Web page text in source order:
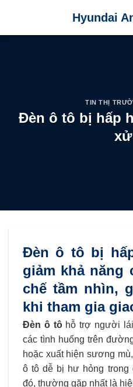
content
Hyundai
TIN THỊ
Đèn ô tô bị hấp
Đèn ô tô bị
giảm khả năng
chế tầm nhìn,
khi tham gia
Đèn ô tôhỗ trợ người lái
các tình huống trên
hoặc xuất hiện sương
ô tô dễ bị hư hỏng trong
đó, thường gặp nhất là